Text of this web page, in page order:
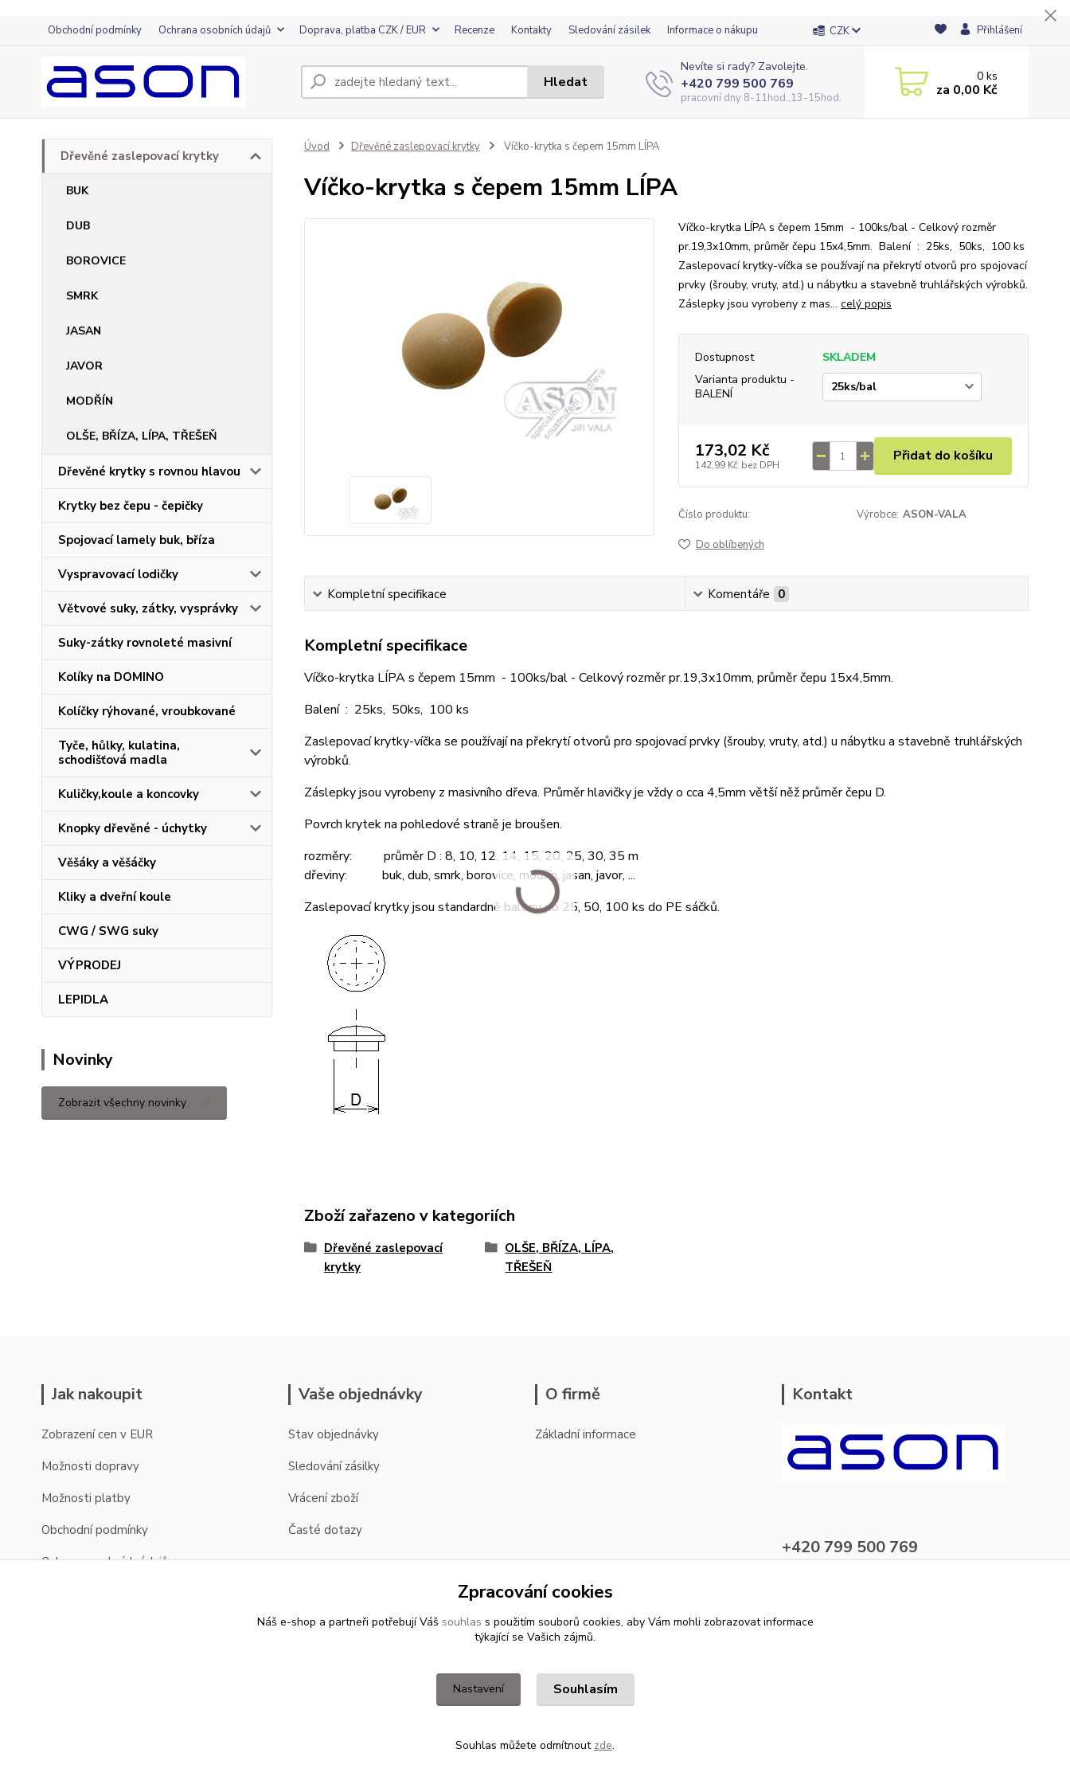
Obchodní podmínky Ochrana osobních údajů Doprava, platba CZK / EUR Recenze Kontakty Sledování zásilek Informace o nákupu CZK Přihlášení
Hledat
Nevíte si rady? Zavolejte.
+420 799 500 769
pracovní dny 8-11hod.,13-15hod.
0ks
za 0,00 Kč
Dřevěné zaslepovací krytky
BUK
DUB
BOROVICE
SMRK
JASAN
JAVOR
MODŘÍN
OLŠE, BŘÍZA, LÍPA, TŘEŠEŇ
Dřevěné krytky s rovnou hlavou
Krytky bez čepu - čepičky
Spojovací lamely buk, bříza
Vyspravovací lodičky
Větvové suky, zátky, vysprávky
Suky-zátky rovnoleté masivní
Kolíky na DOMINO
Kolíčky rýhované, vroubkované
Tyče, hůlky, kulatina,
schodišťová madla
Kuličky,koule a koncovky
Knopky dřevěné - úchytky
Věšáky a věšáčky
Kliky a dveřní koule
CWG / SWG suky
VÝPRODEJ
LEPIDLA
Novinky
Zobrazit všechny novinky
Úvod Dřevěné zaslepovací krytky Víčko-krytka s čepem 15mm LÍPA
Víčko-krytka s čepem 15mm LÍPA
Víčko-krytka LÍPA s čepem 15mm - 100ks/bal - Celkový rozměr
pr.19,3x10mm, průměr čepu 15x4,5mm. Balení : 25ks, 50ks, 100 ks
Zaslepovací krytky-víčka se používají na překrytí otvorů pro spojovací
prvky (šrouby, vruty, atd.) u nábytku a stavebně truhlářských výrobků.
Záslepky jsou vyrobeny z mas... celý popis
Dostupnost
SKLADEM
Varianta produktu -
BALENÍ
173,02 Kč
142,99 Kč bez DPH
Přidat do košíku
Číslo produktu: Výrobce: ASON-VALA
Do oblíbených
Kompletní specifikace Komentáře 0
Kompletní specifikace
Víčko-krytka LÍPA s čepem 15mm - 100ks/bal - Celkový rozměr pr.19,3x10mm, průměr čepu 15x4,5mm.
Balení : 25ks, 50ks, 100 ks
Zaslepovací krytky-víčka se používají na překrytí otvorů pro spojovací prvky (šrouby, vruty, atd.) u nábytku a stavebně truhlářských
výrobků.
Záslepky jsou vyrobeny z masivního dřeva. Průměr hlavičky je vždy o cca 4,5mm větší něž průměr čepu D.
Povrch krytek na pohledové straně je broušen.
rozměry: průměr D : 8, 10, 12, 14, 15, 20, 25, 30, 35 m
dřeviny: buk, dub, smrk, borovice, modřín, jasan, javor, ...
Zaslepovací krytky jsou standardně baleny po 25, 50, 100 ks do PE sáčků.
Zboží zařazeno v kategoriích
Dřevěné zaslepovací
krytky
OLŠE, BŘÍZA, LÍPA,
TŘEŠEŇ
Jak nakoupit
Zobrazení cen v EUR
Možnosti dopravy
Možnosti platby
Obchodní podmínky
Ochrana osobních údajů
Vaše objednávky
Stav objednávky
Sledování zásilky
Vrácení zboží
Časté dotazy
O firmě
Základní informace
Kontakt
+420 799 500 769
Zpracování cookies
Náš e-shop a partneři potřebují Váš souhlas s použitím souborů cookies, aby Vám mohli zobrazovat informace
týkající se Vašich zájmů.
Nastavení Souhlasím
Souhlas můžete odmítnout zde.